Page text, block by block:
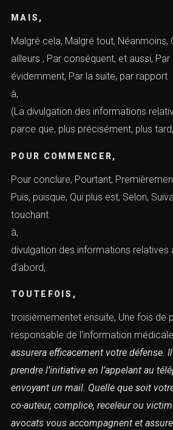
MAIS,
Malgré cela, Malgré tout, Néanmoins,
ailleurs , Par conséquent, et aussi,
évidemment, Par la suite, par rapport
(La divulgation des informations
parce que, plus précisément, plus tard,
POUR COMMENCER,
Pour conclure, Pourtant,
Puis, puisque, Qui plus est, Selon,
touchant
à,
divulgation des informations relatives
d’abord,
TOUTEFOIS,
troisièmementet ensuite, Une fois de
responsable de l’information médicale
assurera efficacement votre défense.
prendre l’initiative en l’appelant au
envoyant un mail. Quelle que soit
co-auteur, complice, receleur ou
avocats vous accompagnent et